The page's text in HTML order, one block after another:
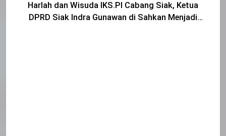
Harlah dan Wisuda IKS.PI Cabang Siak, Ketua
DPRD Siak Indra Gunawan di Sahkan Menjadi